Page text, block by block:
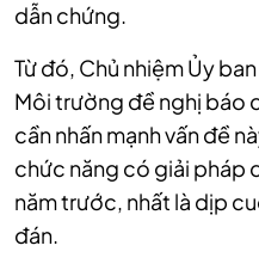
dẫn chứng.
Từ đó, Chủ nhiệm Ủy
Môi trường đề nghị báo
cần nhấn mạnh vấn đề
chức năng có giải pháp
năm trước, nhất là dịp
đán.